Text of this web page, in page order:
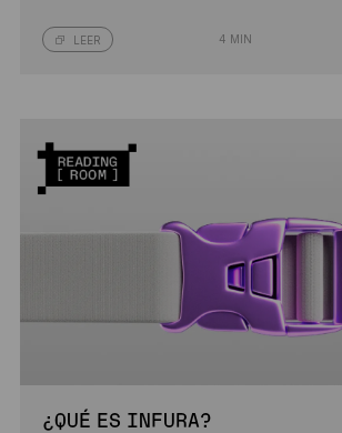
LEER 4 MIN
¿QUÉ ES INFURA?